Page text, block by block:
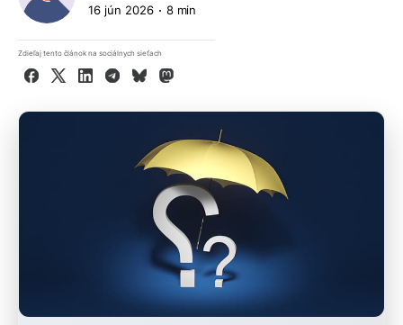
16 jún 2026 8 min
Zdieľaj tento článok na sociálnych sieťach
Facebook
X LinkedInTelegram
BlueskyMastodon